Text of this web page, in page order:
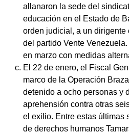
allanaron la sede del
educación en el Estado de
orden judicial, a un
del partido Vente
en marzo con medidas
El 22 de enero, el Fiscal
marco de la Operación
detenido a ocho personas y
aprehensión contra otras
el exilio. Entre estas últimas
de derechos humanos